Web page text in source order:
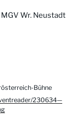
Wr. Neustadt
Bühne
230634—